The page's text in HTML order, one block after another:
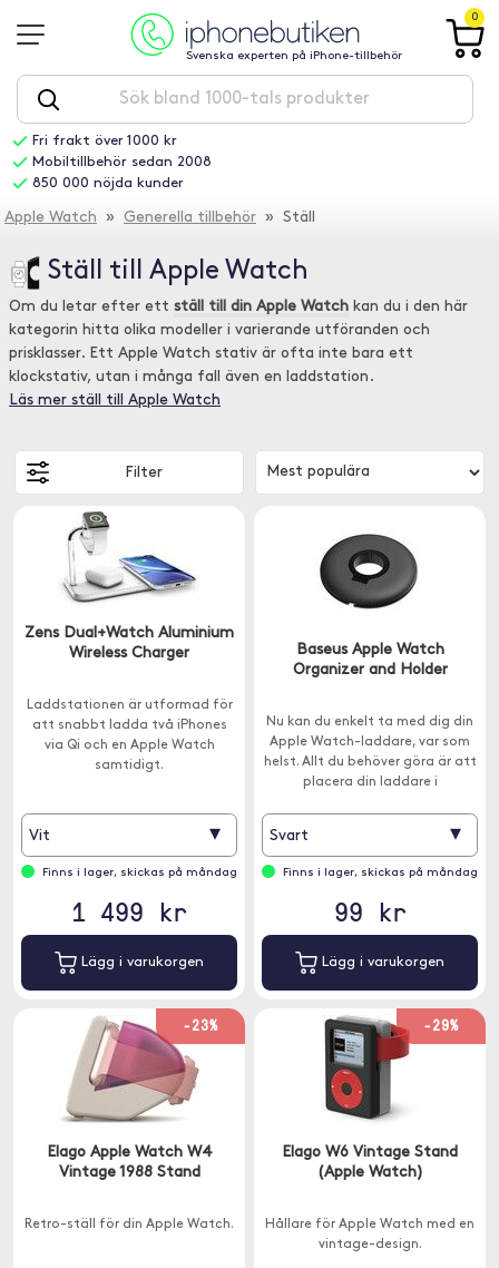
Svenska experten på iPhone-tillbehör
0
Fri frakt över 1000 kr
Mobiltillbehör sedan 2008
850 000 nöjda kunder
Apple Watch » Generella tillbehör » Ställ
Ställ till Apple Watch
Om du letar efter ett ställ till din Apple Watch kan du i den här
kategorin hitta olika modeller i varierande utföranden och
prisklasser. Ett Apple Watch stativ är ofta inte bara ett
klockstativ, utan i många fall även en laddstation.
Läs mer ställ till Apple Watch
Filter
Zens Dual+Watch Aluminium
Wireless Charger
Laddstationen är utformad för
att snabbt ladda två iPhones
via Qi och en Apple Watch
samtidigt.
Vit ▾
Finns i lager, skickas på måndag
1 499 kr
Lägg i varukorgen
Baseus Apple Watch
Organizer and Holder
Nu kan du enkelt ta med dig din
Apple Watch-laddare, var som
helst. Allt du behöver göra är att
placera din laddare i
Svart ▾
Finns i lager, skickas på måndag
99 kr
Lägg i varukorgen
-23%
Elago Apple Watch W4
Vintage 1988 Stand
Retro-ställ för din Apple Watch.
-29%
Elago W6 Vintage Stand
(Apple Watch)
Hållare för Apple Watch med en
vintage-design.